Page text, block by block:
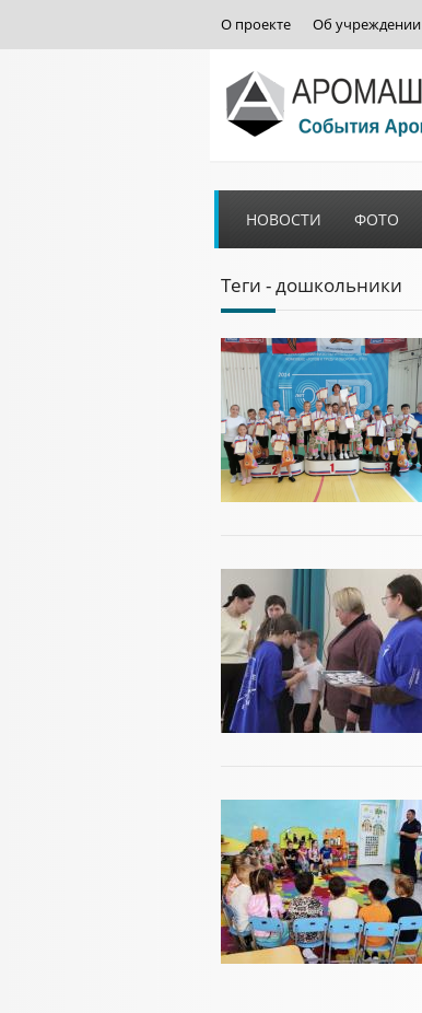
О проекте Об учреждении
НОВОСТИ ФОТО
Теги - дошкольники